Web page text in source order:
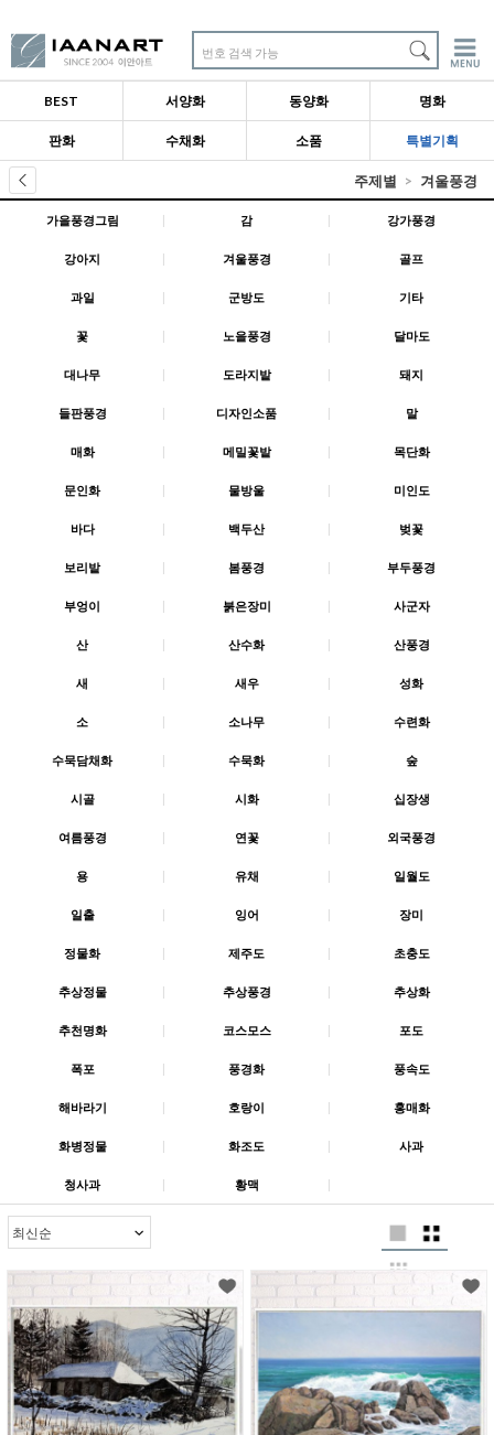
번호 검색 가능
BEST 서양화 동양화 명화
판화 수채화 소품 특별기획
주제별 겨울풍경
가을풍경그림 | 감 | 강가풍경
강아지 | 겨울풍경 | 골프
과일 | 군방도 | 기타
꽃 | 노을풍경 | 달마도
대나무 | 도라지밭 | 돼지
들판풍경 | 디자인소품 | 말
매화 | 메밀꽃밭 | 목단화
문인화 | 물방울 | 미인도
바다 | 백두산 | 벚꽃
보리밭 | 봄풍경 | 부두풍경
부엉이 | 붉은장미 | 사군자
산 | 산수화 | 산풍경
새 | 새우 | 성화
소 | 소나무 | 수련화
수묵담채화 | 수묵화 | 숲
시골 | 시화 | 십장생
여름풍경 | 연꽃 | 외국풍경
용 | 유채 | 일월도
일출 | 잉어 | 장미
정물화 | 제주도 | 초충도
추상정물 | 추상풍경 | 추상화
추천명화 | 코스모스 | 포도
폭포 | 풍경화 | 풍속도
해바라기 | 호랑이 | 홍매화
화병정물 | 화조도 | 사과
청사과 | 황맥 |